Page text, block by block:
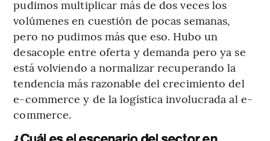
pudimos multiplicar más de dos veces los
volúmenes en cuestión de pocas semanas,
pero no pudimos más que eso. Hubo un
desacople entre oferta y demanda pero ya se
está volviendo a normalizar recuperando la
tendencia más razonable del crecimiento del
e-commerce y de la logística involucrada al e-
commerce.